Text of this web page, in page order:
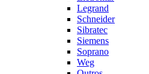
Legrand
Schneider
Sibratec
Siemens
Soprano
Weg